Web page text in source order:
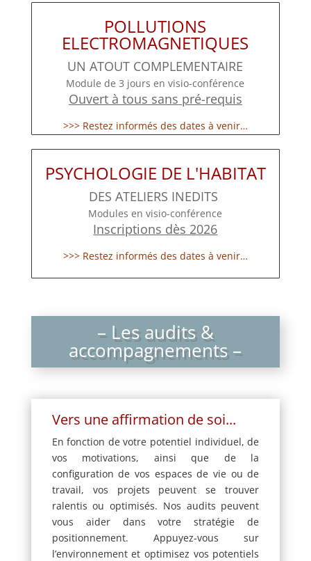
POLLUTIONS
ELECTROMAGNETIQUES
UN ATOUT COMPLEMENTAIRE
Module de 3 jours en visio-conférence
Ouvert à tous sans pré-requis
>>> Restez informés des dates à venir…
PSYCHOLOGIE DE L'HABITAT
DES ATELIERS INEDITS
Modules en visio-conférence
Inscriptions dès 2026
>>> Restez informés des dates à venir…
– Les audits &
accompagnements –
Vers une affirmation de soi...
En fonction de votre potentiel individuel, de
vos motivations, ainsi que de la
configuration de vos espaces de vie ou de
travail, vos projets peuvent se trouver
ralentis ou optimisés. Nos audits peuvent
vous aider dans votre stratégie de
positionnement. Appuyez-vous sur
l’environnement et optimisez vos potentiels